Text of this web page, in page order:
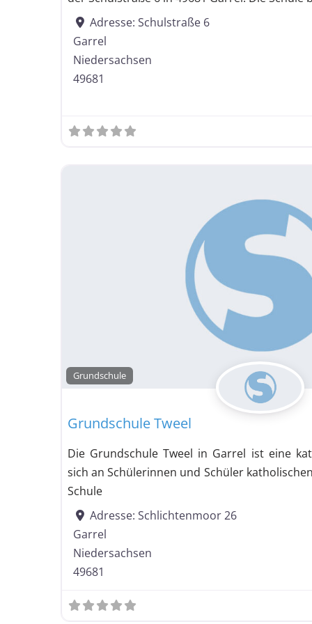
Schuljahrgängen gegliedert
Adresse: Schulstraße 6
Garrel
Niedersachsen
49681
Grundschule
Grundschule Tweel
Die Grundschule Tweel in Garrel ist eine
sich an Schülerinnen und Schüler
Schule
Adresse: Schlichtenmoor 26
Garrel
Niedersachsen
49681